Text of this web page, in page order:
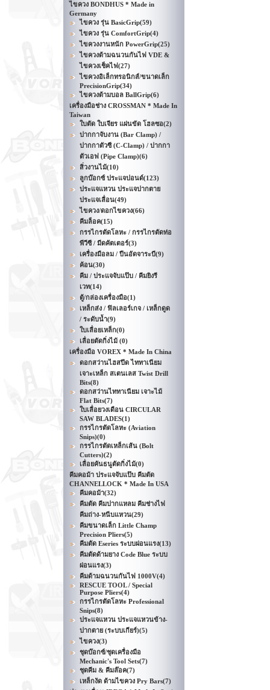
ไขควง BONDHUS * Made in
Germany
ไขควง รุ่น BasicGrip(59)
ไขควง รุ่น ComfortGrip(4)
ไขควงงานหนัก PowerGrip(25)
ไขควงด้ามฉนวนกันไฟ VDE &
ไขควงเช็คไฟ(27)
ไขควงอิเล็กทรอนิกส์/ขนาดเล็ก
PrecisionGrip(34)
ไขควงด้ามบอล BallGrip(6)
เครื่องมือช่าง CROSSMAN * Made In
Taiwan
ใบตัด ใบเจียร แผ่นขัด โฮลซอ(2)
ปากกาจับงาน (Bar Clamp) /
ปากกาตัวซี (C-Clamp) / ปากกา
ตัวเอฟ (Pipe Clamp)(6)
สิ่วงานไม้(10)
ลูกบ๊อกซ์ ประแจปอนด์(123)
ประแจแหวน ประแจปากตาย
ประแจเลื่อน(49)
ไขควง/ดอกไขควง(66)
คีมล็อค(15)
กรรไกรตัดโลหะ / กรรไกรตัดท่อ
พีวีซี / มีดคัตเตอร์(3)
เครื่องมือลม / ปืนอัดจาระบี(9)
ค้อน(30)
คีม / ประแจจับแป๊บ / คีมยิงรี
เวท(14)
ตู้/กล่องเครื่องมือ(1)
เหล็กส่ง / ฟิลเลอร์เกจ / เหล็กดูด
/ ระดับน้ำ(9)
ใบเลื่อยเหล็ก(0)
เลื่อยตัดกิ่งไม้ (0)
เครื่องมือ VOREX * Made In China
ดอกสว่านไฮสปีด ไททาเนียม
เจาะเหล็ก สเตนเลส Twist Drill
Bits(8)
ดอกสว่านไททาเนียม เจาะไม้
Flat Bits(7)
ใบเลื่อยวงเดือน CIRCULAR
SAW BLADES(1)
กรรไกรตัดโลหะ (Aviation
Snips)(0)
กรรไกรตัดเหล็กเส้น (Bolt
Cutters)(2)
เลื่อยคันธนูตัดกิ่งไม้(0)
คีมคอม้า ประแจจับแป๊บ คีมตัด
CHANNELLOCK * Made In USA
คีมคอม้า(32)
คีมตัด คีมปากแหลม คีมช่างไฟ
คีมถ่าง-หนีบแหวน(29)
คีมขนาดเล็ก Little Champ
Precision Pliers(5)
คีมตัด Eseries ระบบผ่อนแรง(13)
คีมตัดด้ามยาง Code Blue ระบบ
ผ่อนแรง(3)
คีมด้ามฉนวนกันไฟ 1000V(4)
RESCUE TOOL / Special
Purpose Pliers(4)
กรรไกรตัดโลหะ Professional
Snips(8)
ประแจแหวน ประแจแหวนข้าง-
ปากตาย (ระบบเกียร์)(5)
ไขควง(3)
ชุดบ๊อกซ์/ชุดเครื่องมือ
Mechanic's Tool Sets(7)
ชุดคีม & คีมล๊อค(7)
เหล็กงัด ด้ามไขควง Pry Bars(7)